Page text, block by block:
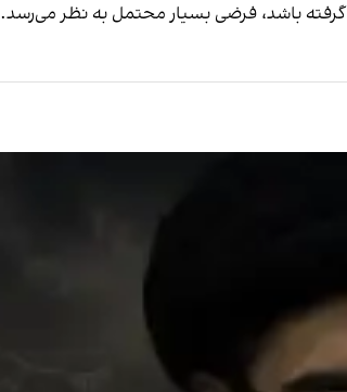
باشد، فرضی بسیار محتمل به نظر می‌رسد.